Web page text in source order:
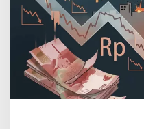
.
4
1
8
e
D